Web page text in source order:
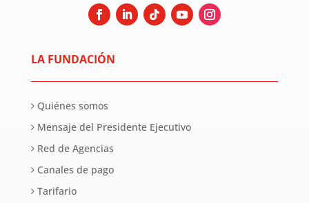
LA FUNDACIÓN
Quiénes somos
Mensaje del Presidente Ejecutivo
Red de Agencias
Canales de pago
Tarifario